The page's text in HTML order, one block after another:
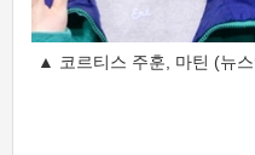
▲ 코르티스 주훈, 마틴 (뉴